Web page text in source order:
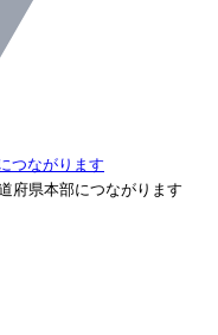
つながります
府県本部につながります